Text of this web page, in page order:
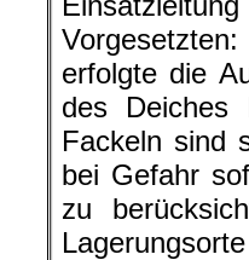
erfolgte die
des Deiches
Fackeln sind
bei Gefahr
zu